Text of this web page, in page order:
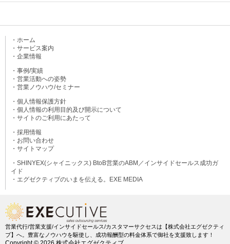
・ホーム
・サービス案内
・企業情報
・事例/実績
・営業活動への姿勢
・営業ノウハウ/セミナー
・個人情報保護方針
・個人情報の利用目的及び開示について
・サイトのご利用にあたって
・採用情報
・お問い合わせ
・サイトマップ
・SHINYEX(シャイニックス) BtoB営業のABM／インサイドセールス成功ガ
イド
・エグゼクティブのいまを伝える。EXE MEDIA
営業代行/営業支援/インサイドセールス/カスタマーサクセスは【株式会社エグゼクティ
ブ】へ。 豊富なノウハウを駆使し、成功報酬型の料金体系で御社を支援致します！